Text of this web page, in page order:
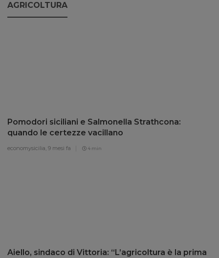
AGRICOLTURA
Pomodori siciliani e Salmonella Strathcona:
quando le certezze vacillano
economysicilia, 9 mesi fa 4 min
Aiello, sindaco di Vittoria: “L’agricoltura è la prima